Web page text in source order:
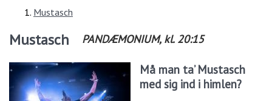
Mustasch
Mustasch PANDÆMONIUM, kl. 20:15
Må man ta’ Mustasch
med sig ind i himlen?